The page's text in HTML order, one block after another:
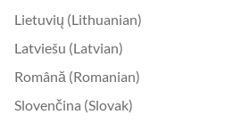
Lietuvių (Lithuanian)
Latviešu (Latvian)
Română (Romanian)
Slovenčina (Slovak)